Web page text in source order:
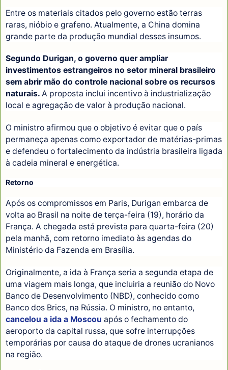
Entre os materiais citados pelo governo estão terras
raras, nióbio e grafeno. Atualmente, a China domina
grande parte da produção mundial desses insumos.
Segundo Durigan, o governo quer ampliar
investimentos estrangeiros no setor mineral brasileiro
sem abrir mão do controle nacional sobre os recursos
naturais. A proposta inclui incentivo à industrialização
local e agregação de valor à produção nacional.
O ministro afirmou que o objetivo é evitar que o país
permaneça apenas como exportador de matérias-primas
e defendeu o fortalecimento da indústria brasileira ligada
à cadeia mineral e energética.
Retorno
Após os compromissos em Paris, Durigan embarca de
volta ao Brasil na noite de terça-feira (19), horário da
França. A chegada está prevista para quarta-feira (20)
pela manhã, com retorno imediato às agendas do
Ministério da Fazenda em Brasília.
Originalmente, a ida à França seria a segunda etapa de
uma viagem mais longa, que incluiria a reunião do Novo
Banco de Desenvolvimento (NBD), conhecido como
Banco dos Brics, na Rússia. O ministro, no entanto,
cancelou a ida a Moscou após o fechamento do
aeroporto da capital russa, que sofre interrupções
temporárias por causa do ataque de drones ucranianos
na região.